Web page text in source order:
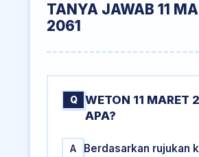
TANYA JAWAB 11
2061
Q
WETON 11 MARET
APA?
A
Berdasarkan rujukan